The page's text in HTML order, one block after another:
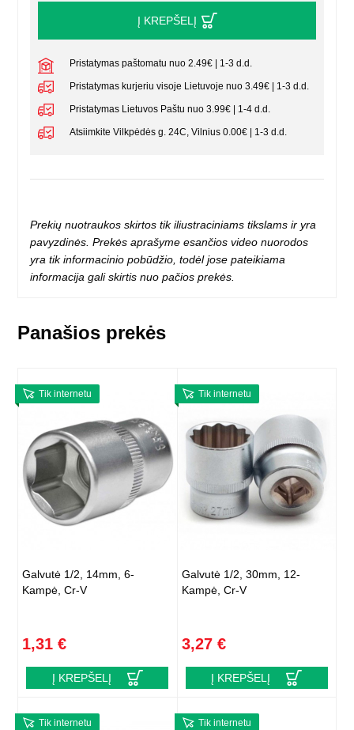
Į KREPŠELĮ
Pristatymas paštomatu nuo 2.49€ | 1-3 d.d.
Pristatymas kurjeriu visoje Lietuvoje nuo 3.49€ | 1-3 d.d.
Pristatymas Lietuvos Paštu nuo 3.99€ | 1-4 d.d.
Atsiimkite Vilkpėdės g. 24C, Vilnius 0.00€ | 1-3 d.d.
Prekių nuotraukos skirtos tik iliustraciniams tikslams ir yra
pavyzdinės. Prekės aprašyme esančios video nuorodos
yra tik informacinio pobūdžio, todėl jose pateikiama
informacija gali skirtis nuo pačios prekės.
Panašios prekės
Tik internetu
Galvutė 1/2, 14mm, 6-
Kampė, Cr-V
1,31 €
Į KREPŠELĮ
Tik internetu
Galvutė 1/2, 30mm, 12-
Kampė, Cr-V
3,27 €
Į KREPŠELĮ
Tik internetu Tik internetu